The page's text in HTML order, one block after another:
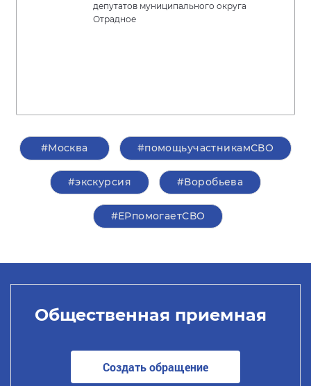
депутатов муниципального округа
Отрадное
#Москва #помощьучастникамСВО
#экскурсия #Воробьева
#ЕРпомогаетСВО
Общественная приемная
Создать обращение